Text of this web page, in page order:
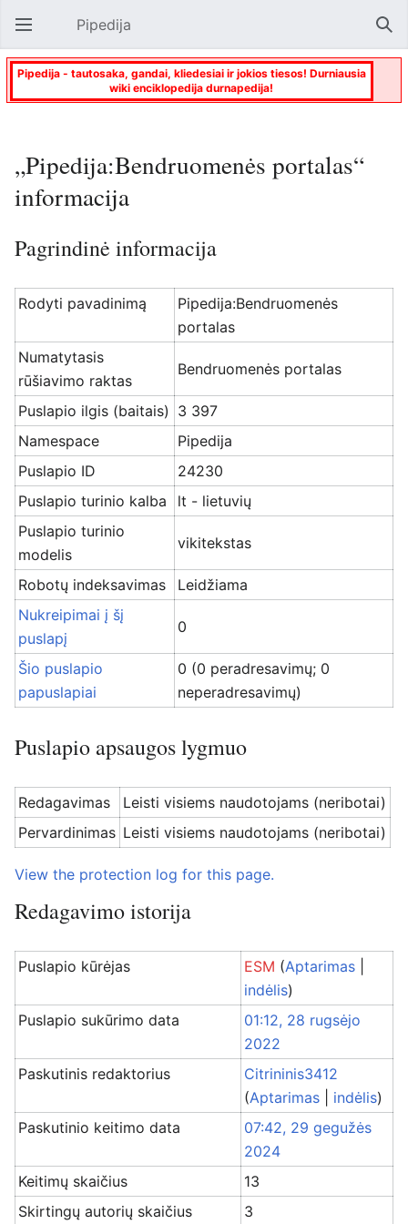
Atverti pagrindinį meniu Pipedija
Pipedija - tautosaka, gandai, kliedesiai ir jokios tiesos! Durniausia
wiki enciklopedija durnapedija!
„Pipedija:Bendruomenės portalas“
informacija
Pagrindinė informacija
Rodyti pavadinimą
Pipedija:Bendruomenės
portalas
Numatytasis
rūšiavimo raktas
Bendruomenės portalas
Puslapio ilgis (baitais) 3 397
Namespace
Pipedija
Puslapio ID
24230
Puslapio turinio kalba
lt - lietuvių
Puslapio turinio
modelis
vikitekstas
Robotų indeksavimas
Leidžiama
Nukreipimai į šį
puslapį
0
Šio puslapio
papuslapiai
0 (0 peradresavimų; 0
neperadresavimų)
Puslapio apsaugos lygmuo
Redagavimas
Leisti visiems naudotojams (neribotai)
Pervardinimas Leisti visiems naudotojams (neribotai)
View the protection log for this page.
Redagavimo istorija
Puslapio kūrėjas ESM (Aptarimas
indėlis)
Puslapio sukūrimo data
01:12, 28 rugsėjo
2022
Paskutinis redaktorius
Citrininis3412
(Aptarimas indėlis)
Paskutinio keitimo data
07:42, 29 gegužės
2024
Keitimų skaičius
13
Skirtingų autorių skaičius
3